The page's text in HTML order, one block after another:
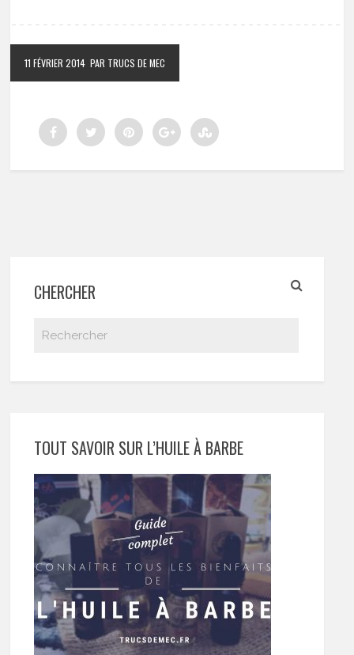
11 FÉVRIER 2014 PAR TRUCS DE MEC
CHERCHER
TOUT SAVOIR SUR L’HUILE À BARBE